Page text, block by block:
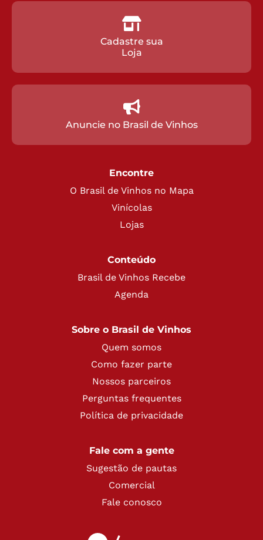
Cadastre sua
Loja
Anuncie no Brasil de Vinhos
Encontre
O Brasil de Vinhos no Mapa
Vinícolas
Lojas
Conteúdo
Brasil de Vinhos Recebe
Agenda
Sobre o Brasil de Vinhos
Quem somos
Como fazer parte
Nossos parceiros
Perguntas frequentes
Política de privacidade
Fale com a gente
Sugestão de pautas
Comercial
Fale conosco